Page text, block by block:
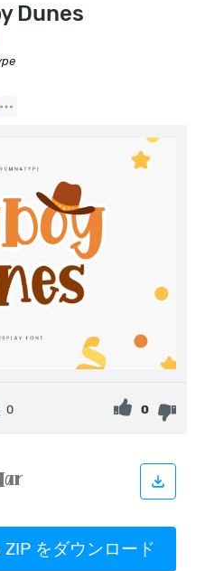
Dunes
0 0
をダウンロード